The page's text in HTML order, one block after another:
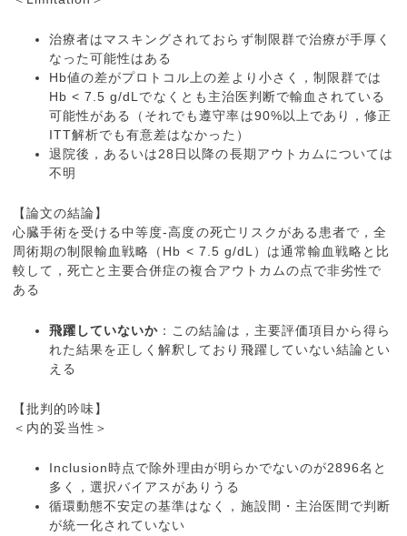
治療者はマスキングされておらず制限群で治療が手厚く
なった可能性はある
Hb値の差がプロトコル上の差より小さく，制限群では
Hb < 7.5 g/dLでなくとも主治医判断で輸血されている
可能性がある（それでも遵守率は90%以上であり，修正
ITT解析でも有意差はなかった）
退院後，あるいは28日以降の長期アウトカムについては
不明
【論文の結論】
心臓手術を受ける中等度-高度の死亡リスクがある患者で，全
周術期の制限輸血戦略（Hb < 7.5 g/dL）は通常輸血戦略と比
較して，死亡と主要合併症の複合アウトカムの点で非劣性で
ある
飛躍していないか ：この結論は，主要評価項目から得ら
れた結果を正しく解釈しており飛躍していない結論とい
える
【批判的吟味】
＜内的妥当性＞
Inclusion時点で除外理由が明らかでないのが2896名と
多く，選択バイアスがありうる
循環動態不安定の基準はなく，施設間・主治医間で判断
が統一化されていない